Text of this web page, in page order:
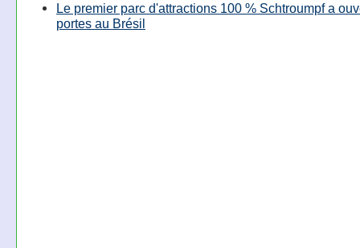
Le premier parc d'attractions 100 % Schtroumpf a
portes au Brésil